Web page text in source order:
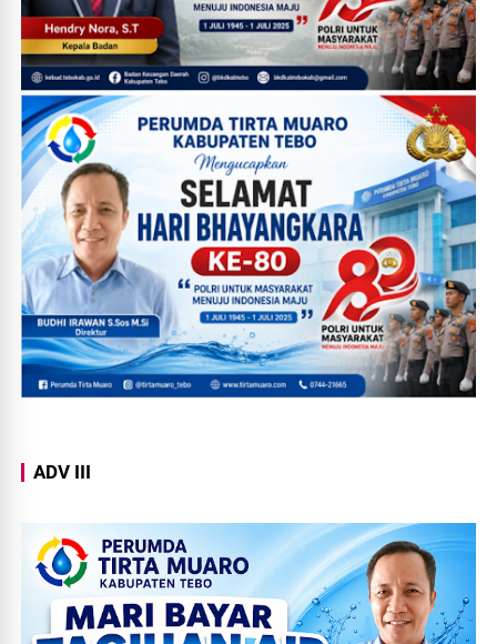
ADV III